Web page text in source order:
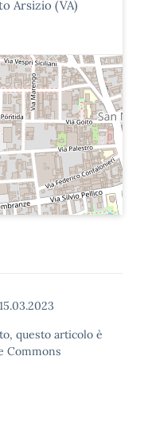
Arsizio (VA)
15.03.2023
questo articolo è
Commons